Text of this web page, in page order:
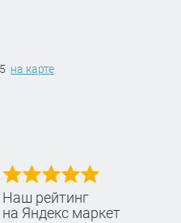
на карте
Наш рейтинг
на Яндекс маркет